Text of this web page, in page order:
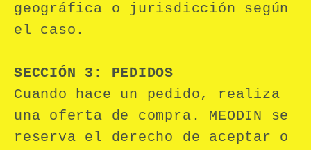
geográfica o jurisdicción según
el caso.
SECCIÓN 3: PEDIDOS
Cuando hace un pedido, realiza
una oferta de compra. MEODIN se
reserva el derecho de aceptar o